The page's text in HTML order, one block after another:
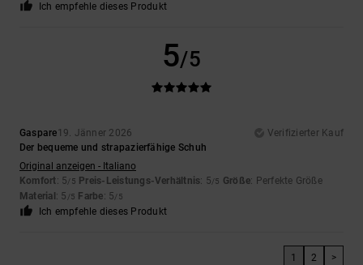
Ich empfehle dieses Produkt
5/5
Gaspare19. Jänner 2026
Verifizierter Kauf
Der bequeme und strapazierfähige Schuh
Original anzeigen - Italiano
Komfort: 5/5 Preis-Leistungs-Verhältnis: 5/5 Größe: Perfekte Größe
Material : 5 /5 Farbe: 5/5
Ich empfehle dieses Produkt
1 2 >